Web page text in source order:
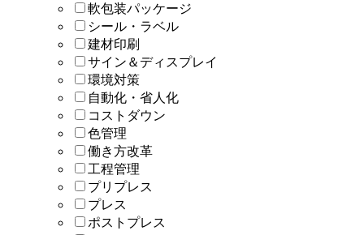
軟包装パッケージ
シール・ラベル
建材印刷
サイン＆ディスプレイ
環境対策
自動化・省人化
コストダウン
色管理
働き方改革
工程管理
プリプレス
プレス
ポストプレス